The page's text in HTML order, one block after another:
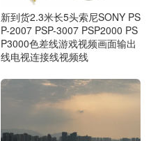
新到货2.3米长5头索尼SONY PS
P-2007 PSP-3007 PSP2000 PS
P3000色差线游戏视频画面输出
线电视连接线视频线